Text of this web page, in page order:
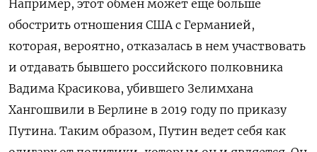
Например, этот обмен может еще больше
обострить отношения США с Германией,
которая, вероятно, отказалась в нем участвовать
и отдавать бывшего российского полковника
Вадима Красикова, убившего Зелимхана
Хангошвили в Берлине в 2019 году по приказу
Путина. Таким образом, Путин ведет себя как